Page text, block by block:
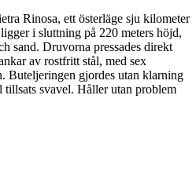
Rinosa, ett österläge sju kilometer
i sluttning på 220 meters höjd,
sand. Druvorna pressades direkt
av rostfritt stål, med sex
Buteljeringen gjordes utan klarning
svavel. Håller utan problem